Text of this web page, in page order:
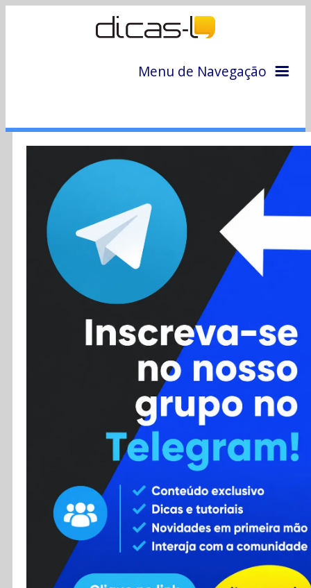
Menu de Navegação
Colunas
Colaboradores
Cursos
Enviar Dica
Contato
RSS